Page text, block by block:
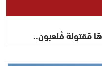
مَقتولة فْلعيون..